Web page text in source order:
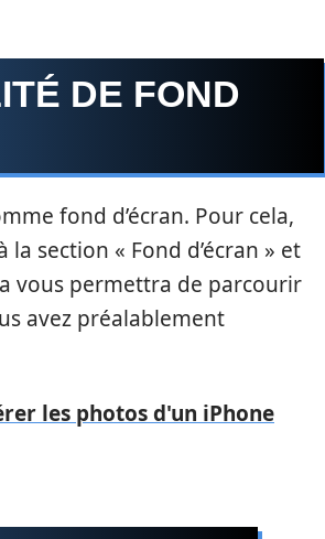
DE FOND
fond d’écran. Pour cela,
section « Fond d’écran » et
vous permettra de parcourir
avez préalablement
les photos d'un iPhone